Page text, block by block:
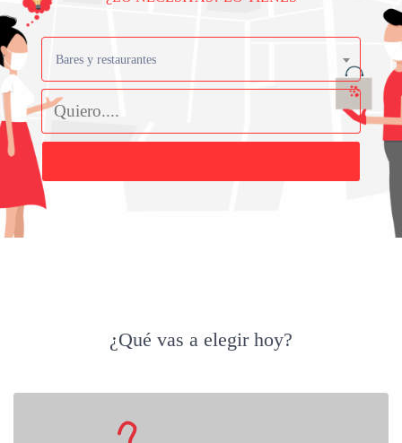
Bares y restaurantes
¿Qué vas a elegir hoy?